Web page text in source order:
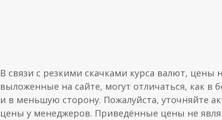
В связи с резкими скачками курса валют, цены
выложенные на сайте, могут отличаться, как в
и в меньшую сторону. Пожалуйста, уточняйте
цены у менеджеров. Приведённые цены не